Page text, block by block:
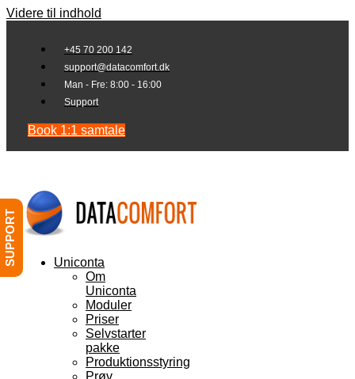
Videre til indhold
+45 70 200 142
support@datacomfort.dk
Man - Fre: 8:00 - 16:00
Support
Book 1:1 samtale
Uniconta
Om
Uniconta
Moduler
Priser
Selvstarter
pakke
Produktionsstyring
Prøv
SUPPORT